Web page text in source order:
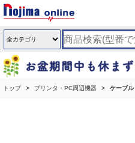
トップ プリンタ・PC周辺機器 ケーブ